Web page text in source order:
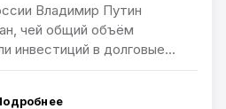
Владимир Путин
чей общий объём
инвестиций в долговые...